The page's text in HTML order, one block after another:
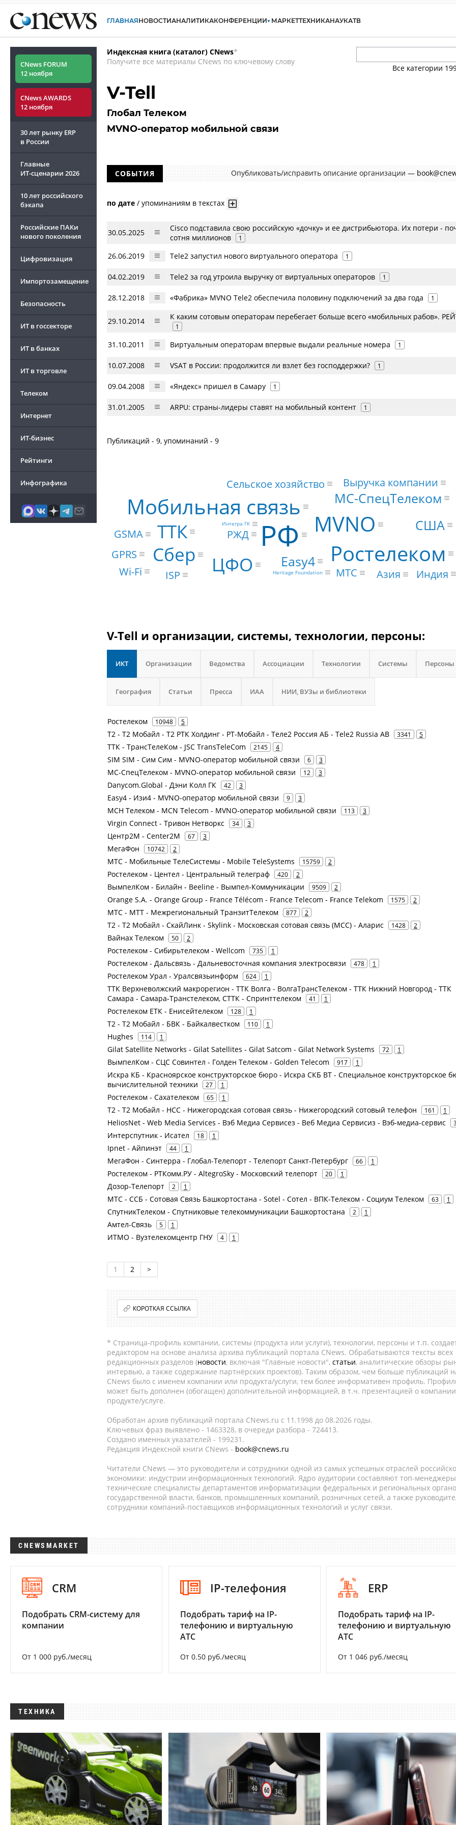
ГЛАВНАЯНОВОСТИАНАЛИТИКАКОНФЕРЕНЦИИ МАРКЕТТЕХНИКАНАУКАТВ
CNews FORUM
12 ноября
CNews AWARDS
12 ноября
30 лет рынку ERP
в России
Главные
ИТ-сценарии 2026
10 лет российского
бэкапа
Российские ПАКи
нового поколения
Цифровизация
Импортозамещение
Безопасность
ИТ в госсекторе
ИТ в банках
ИТ в торговле
Телеком
Интернет
ИТ-бизнес
Рейтинги
Инфографика
Индексная книга (каталог) CNews*
Получите все материалы CNews по ключевому слову
Все категории
V-Tell
Глобал Телеком
MVNO-оператор мобильной связи
СОБЫТИЯ Опубликовать/исправить описание организации —
по дате / упоминаниям в текстах
30.05.2025
Cisco подставила свою российскую «дочку» и ее дистрибьютора. Их потери -
сотня миллионов
1
26.06.2019 Tele2 запустил нового виртуального оператора 1
04.02.2019 Tele2 за год утроила выручку от виртуальных операторов 1
28.12.2018 «Фабрика» MVNO Tele2 обеспечила половину подключений за два года 1
29.10.2014 К каким сотовым операторам перебегает больше всего «мобильных рабов».
1
31.10.2011 Виртуальным операторам впервые выдали реальные номера 1
10.07.2008 VSAT в России: продолжится ли взлет без господдержки? 1
09.04.2008 «Яндекс» пришел в Самару 1
31.01.2005 ARPU: страны-лидеры ставят на мобильный контент 1
Публикаций - 9, упоминаний - 9
РФ Ростелеком
MVNO
Мобильная связь
ТТК
Сбер
ЦФО
МС-СпецТелеком
Easy4
США
РЖД
GSMA
GPRS
Wi-Fi
ISP МТС Азия Индия
Сельское хозяйство Выручка компании
Интегра ГК
Heritage Foundation
V-Tell и организации, системы, технологии, персоны:
ИКТ Организации Ведомства Ассоциации Технологии Системы Персоны
География Статьи Пресса ИАА НИИ, ВУЗы и библиотеки
Ростелеком 10948 5
Т2 - Т2 Мобайл - Т2 РТК Холдинг - РТ-Мобайл - Теле2 Россия АБ - Tele2 Russia AB 3341 5
ТТК - ТрансТелеКом - JSC TransTeleCom 2145 4
SIM SIM - Сим Сим - MVNO-оператор мобильной связи 6 3
МС-СпецТелеком - MVNO-оператор мобильной связи 12 3
Danycom.Global - Дэни Колл ГК 42 3
Easy4 - Изи4 - MVNO-оператор мобильной связи 9 3
МСН Телеком - MCN Telecom - MVNO-оператор мобильной связи 113 3
Virgin Connect - Тривон Нетворкс 34 3
Центр2М - Center2М 67 3
МегаФон 10742 2
МТС - Мобильные ТелеСистемы - Mobile TeleSystems 15759 2
Ростелеком - Центел - Центральный телеграф 420 2
ВымпелКом - Билайн - Beeline - Вымпел-Коммуникации 9509 2
Orange S.A. - Orange Group - France Télécom - France Telecom - France Telekom 1575 2
МТС - МТТ - Межрегиональный ТранзитТелеком 877 2
Т2 - Т2 Мобайл - СкайЛинк - Skylink - Московская сотовая связь (МСС) - Аларис 1428 2
Вайнах Телеком 50 2
Ростелеком - Сибирьтелеком - Wellcom 735 1
Ростелеком - Дальсвязь - Дальневосточная компания электросвязи 478 1
Ростелеком Урал - Уралсвязьинформ 624 1
ТТК Верхневолжский макрорегион - ТТК Волга - ВолгаТрансТелеком - ТТК Нижний Новгород - ТТК
Самара - Самара-Транстелеком, СТТК - Спринттелеком
41 1
Ростелеком ЕТК - Енисейтелеком 128 1
Т2 - Т2 Мобайл - БВК - Байкалвестком 110 1
Hughes 114 1
Gilat Satellite Networks - Gilat Satellites - Gilat Satcom - Gilat Network Systems 72 1
ВымпелКом - СЦС Совинтел - Голден Телеком - Golden Telecom 917 1
Искра КБ - Красноярское конструкторское бюро - Искра СКБ ВТ - Специальное конструкторское
вычислительной техники
27 1
Ростелеком - Сахателеком 65 1
Т2 - Т2 Мобайл - НСС - Нижегородская сотовая связь - Нижегородский сотовый телефон 161 1
HeliosNet - Web Media Services - Вэб Медиа Сервисез - Веб Медиа Сервисиз - Вэб-медиа-сервис
Интерспутник - Исател 18 1
Ipnet - Айпинэт 44 1
МегаФон - Синтерра - Глобал-Телепорт - Телепорт Санкт-Петербург 66 1
Ростелеком - РТКомм.РУ - AltegroSky - Московский телепорт 20 1
Дозор-Телепорт 2 1
МТС - ССБ - Сотовая Связь Башкортостана - Sotel - Сотел - ВПК-Телеком - Социум Телеком 63 1
СпутникТелеком - Спутниковые телекоммуникации Башкортостана 2 1
Амтел-Связь 5 1
ИТМО - Вузтелекомцентр ГНУ 4 1
1 2 >
КОРОТКАЯ ССЫЛКА
* Страница-профиль компании, системы (продукта или услуги), технологии, персоны и т.п.
редактором на основе анализа архива публикаций портала CNews. Обрабатываются тексты всех
редакционных разделов (новости, включая "Главные новости", статьи, аналитические обзоры
интервью, а также содержание партнёрских проектов). Таким образом, чем больше публикаций
CNews было с именем компании или продукта/услуги, тем более информативен профиль.
может быть дополнен (обогащен) дополнительной информацией, в т.ч. презентацией о
продукте/услуге.
Обработан архив публикаций портала CNews.ru c 11.1998 до 08.2026 годы.
Ключевых фраз выявлено - 1463328, в очереди разбора - 724413.
Создано именных указателей - 199231.
Редакция Индексной книги CNews - book@cnews.ru
Читатели CNews — это руководители и сотрудники одной из самых успешных отраслей
экономики: индустрии информационных технологий. Ядро аудитории составляют топ-
технические специалисты департаментов информатизации федеральных и региональных
государственной власти, банков, промышленных компаний, розничных сетей, а также
сотрудники компаний-поставщиков информационных технологий и услуг связи.
CNEWSMARKET
CRM
Подобрать CRM-систему для
компании
От 1 000 руб./месяц
IP-телефония
Подобрать тариф на IP-
телефонию и виртуальную
АТС
От 0.50 руб./месяц
ERP
Подобрать тариф на IP-
телефонию и виртуальную
АТС
От 1 046 руб./месяц
ТЕХНИКА